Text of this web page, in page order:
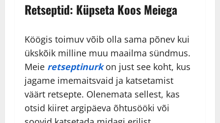
Retseptid: Küpseta Koos Meiega
Köögis toimuv võib olla sama põnev kui
ükskõik milline muu maailma sündmus.
Meie retseptinurkon just see koht, kus
jagame imemaitsvaid ja katsetamist
väärt retsepte. Olenemata sellest, kas
otsid kiiret argipäeva õhtusööki või